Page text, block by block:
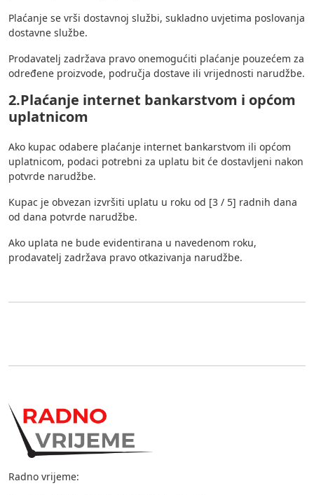
Plaćanje se vrši dostavnoj službi, sukladno uvjetima poslovanja
dostavne službe.
Prodavatelj zadržava pravo onemogućiti plaćanje pouzećem za
određene proizvode, područja dostave ili vrijednosti narudžbe.
2.Plaćanje internet bankarstvom i općom
uplatnicom
Ako kupac odabere plaćanje internet bankarstvom ili općom
uplatnicom, podaci potrebni za uplatu bit će dostavljeni nakon
potvrde narudžbe.
Kupac je obvezan izvršiti uplatu u roku od [3 / 5] radnih dana
od dana potvrde narudžbe.
Ako uplata ne bude evidentirana u navedenom roku,
prodavatelj zadržava pravo otkazivanja narudžbe.
Radno vrijeme: